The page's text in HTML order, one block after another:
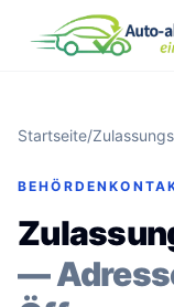
Startseite/
—